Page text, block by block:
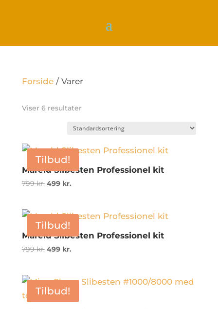
Forside/ Varer
Viser 6 resultater
Tilbud!
Mareld Slibesten Professionel kit
799kr. Den
var:
799 kr..
499 kr.Den
er:
Tilbud!
Mareld Slibesten Professionel kit
799kr. Den
var:
799 kr..
499 kr.Den
er:
Tilbud!